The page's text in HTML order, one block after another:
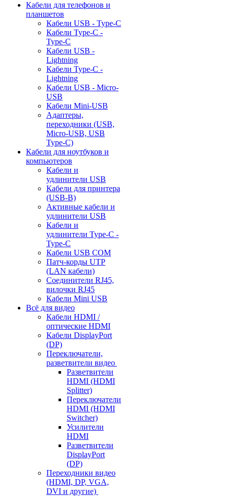
Кабели для телефонов и
планшетов
Кабели USB - Type-C
Кабели Type-C -
Type-C
Кабели USB -
Lightning
Кабели Type-C -
Lightning
Кабели USB - Micro-
USB
Кабели Mini-USB
Адаптеры,
переходники (USB,
Micro-USB, USB
Type-C)
Кабели для ноутбуков и
компьютеров
Кабели и
удлинители USB
Кабели для принтера
(USB-B)
Активные кабели и
удлинители USB
Кабели и
удлинители Type-C -
Type-C
Кабели USB COM
Патч-корды UTP
(LAN кабели)
Соединители RJ45,
вилочки RJ45
Кабели Mini USB
Всё для видео
Кабели HDMI /
оптические HDMI
Кабели DisplayPort
(DP)
Переключатели,
разветвители видео
Разветвители
HDMI (HDMI
Splitter)
Переключатели
HDMI (HDMI
Switcher)
Усилители
HDMI
Разветвители
DisplayPort
(DP)
Переходники видео
(HDMI, DP, VGA,
DVI и другие)